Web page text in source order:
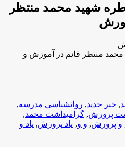
شهید محمد منتظر
منتظر قائم در آموزش و
, خبر جدید, روانشناسی مدرسه,
پرورش, گرامیداشت محمد,
و پرورش, و و, یاد پرورش, یاد و